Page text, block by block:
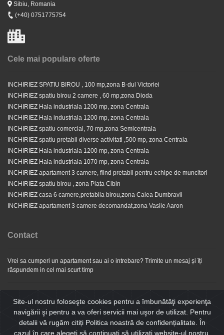
Sibiu, Romania
(+40) 0751775754
Cele mai populare oferte
INCHIRIEZ SPATIU BIROU , 100 mp,zona B-dul Victoriei
INCHIRIEZ spatiu birou 2 camere , 60 mp,zona Dioda
INCHIRIEZ Hala industriala 1200 mp, zona Centrala
INCHIRIEZ Hala industriala 1200 mp, zona Centrala
INCHIRIEZ spatiu comercial, 70 mp,zona Semicentrala
INCHIRIEZ spatiu pretabil diverse activitati ,500 mp, zona Centrala
INCHIRIEZ Hala industriala 1200 mp, zona Centrala
INCHIRIEZ Hala industriala 1070 mp, zona Centrala
INCHIRIEZ apartament 3 camere, fiind pretabil pentru echipe de muncitori
INCHIRIEZ spatiu birou , zona Piata Cibin
INCHIRIEZ casa 6 camere,pretabila birou,zona Calea Dumbravii
INCHIRIEZ apartament 3 camere decomandat,zona Vasile Aaron
Contact
Vrei sa cumperi un apartament sau ai o intrebare? Trimite un mesaj și îți
răspundem in cel mai scurt timp
Mesaj
Site-ul nostru foloseşte cookies pentru a îmbunătăţi experienţa
navigării şi pentru a va oferi servicii mai uşor de utilizat. Pentru
detalii vă rugăm citiți Politica noastră de confidențialitate. În
cazul în care alegeți să continuați să utilizați website-ul nostru,